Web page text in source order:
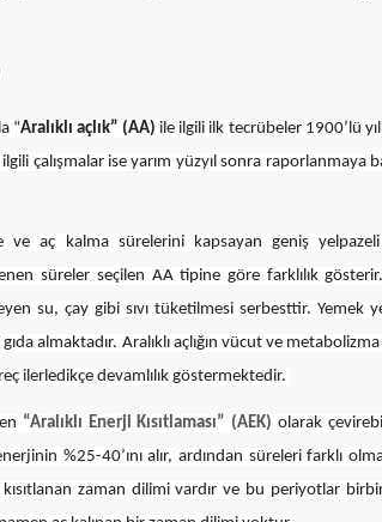
“Aralıklı açlık” (AA) ile ilgili ilk tecrübeler 1900’lü
çalışmalar ise yarım yüzyıl sonra raporlanmaya
ve aç kalma sürelerini kapsayan geniş
süreler seçilen AA tipine göre farklılık
su, çay gibi sıvı tüketilmesi serbesttir. Yemek
gıda almaktadır. Aralıklı açlığın vücut ve
ilerledikçe devamlılık göstermektedir.
“Aralıklı Enerji Kısıtlaması” (AEK) olarak
%25-40’ını alır, ardından süreleri farklı
zaman dilimi vardır ve bu periyotlar